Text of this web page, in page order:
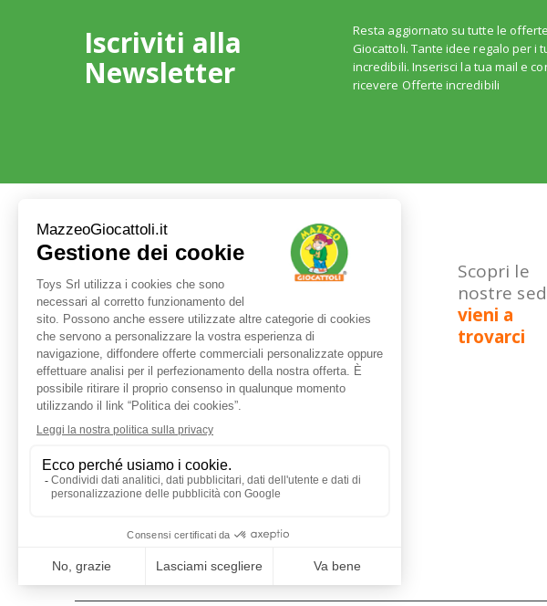
Iscriviti alla
Newsletter
Resta aggiornato su tutte le
Giocattoli. Tante idee regalo per i
incredibili. Inserisci la tua mail e
ricevere Offerte incredibili
Servizio clienti
TEL: +39 3480437875
9:00 - 17:30
E-MAIL:
shop@mazzeogiocattoli.it
Scopri le
nostre
vieni a
trovarci